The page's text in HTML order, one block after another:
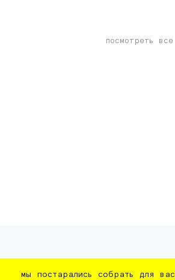
посмотреть все
мы постарались собрать для